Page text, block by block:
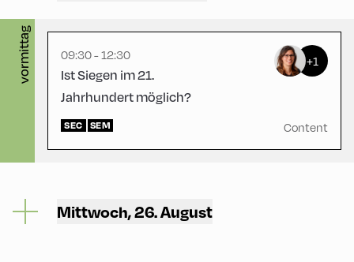
vormittag 09:30 - 12:30
Ist Siegen im 21.
Jahrhundert möglich?
+1
SEC SEM Content
Mittwoch, 26. August